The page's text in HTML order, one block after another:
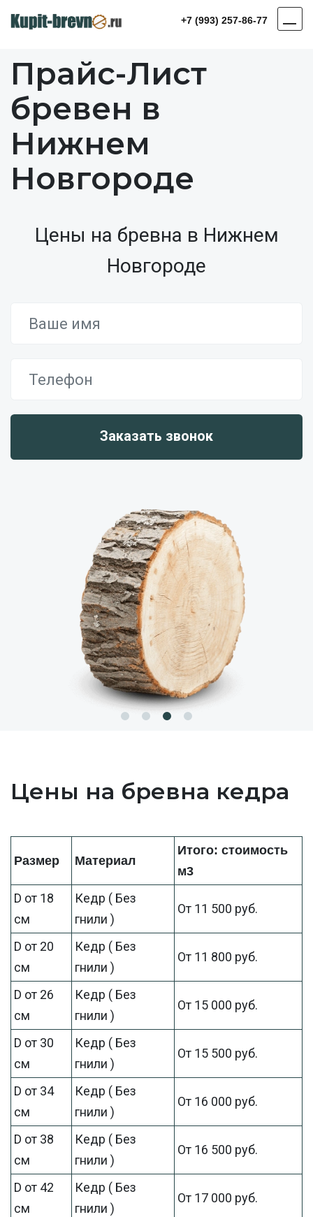
+7 (993) 257-86-77
Прайс-Лист
бревен в
Нижнем
Новгороде
Цены на бревна в Нижнем
Новгороде
Цены на бревна кедра
Размер Материал
Итого: стоимость
м3
D от 18
см
Кедр ( Без
гнили )
От 11 500 руб.
D от 20
см
Кедр ( Без
гнили )
От 11 800 руб.
D от 26
см
Кедр ( Без
гнили )
От 15 000 руб.
D от 30
см
Кедр ( Без
гнили )
От 15 500 руб.
D от 34
см
Кедр ( Без
гнили )
От 16 000 руб.
D от 38
см
Кедр ( Без
гнили )
От 16 500 руб.
D от 42
см
Кедр ( Без
гнили )
От 17 000 руб.